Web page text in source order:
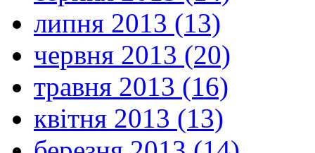
липня 2013 (13)
червня 2013 (20)
травня 2013 (16)
квітня 2013 (13)